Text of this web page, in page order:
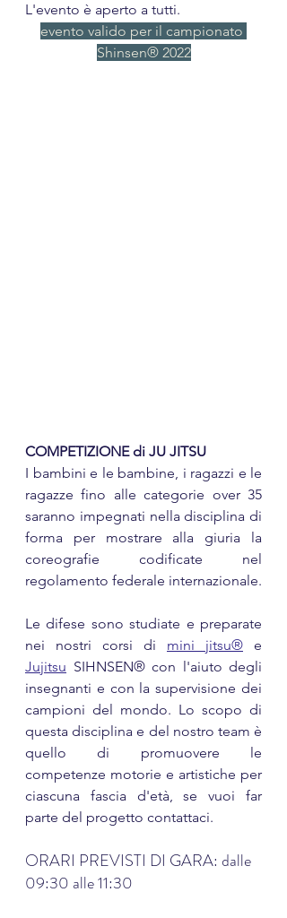
L'evento è aperto a tutti.
evento valido per il campionato
Shinsen® 2022
COMPETIZIONE di JU JITSU
I bambini e le bambine, i ragazzi e le
ragazze fino alle categorie over 35
saranno impegnati nella disciplina di
forma per mostrare alla giuria la
coreografie codificate nel
regolamento federale internazionale.
Le difese sono studiate e preparate
nei nostri corsi di mini jitsu®
Jujitsu SIHNSEN® con l'aiuto degli
insegnanti e con la supervisione dei
campioni del mondo. Lo scopo di
questa disciplina e del nostro team è
quello di promuovere le
competenze motorie e artistiche per
ciascuna fascia d'età, se vuoi far
parte del progetto contattaci.
ORARI PREVISTI DI GARA: dalle
09:30 alle 11:30